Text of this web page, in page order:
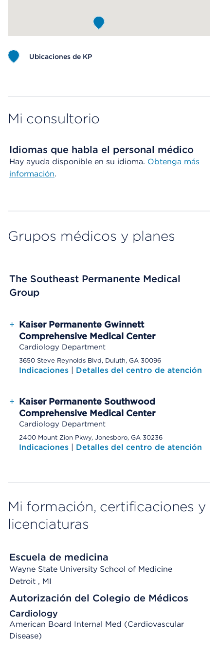
Ubicaciones de KP
Mi consultorio
Idiomas que habla el personal médico
Hay ayuda disponible en su idioma. Obtenga más
información.
Grupos médicos y planes
The Southeast Permanente Medical
Group
+ Kaiser Permanente Gwinnett
Comprehensive Medical Center
Cardiology Department
3650 Steve Reynolds Blvd, Duluth, GA 30096
Indicaciones | Detalles del centro de atención
+ Kaiser Permanente Southwood
Comprehensive Medical Center
Cardiology Department
2400 Mount Zion Pkwy, Jonesboro, GA 30236
Indicaciones | Detalles del centro de atención
Mi formación, certificaciones y
licenciaturas
Escuela de medicina
Wayne State University School of Medicine
Detroit , MI
Autorización del Colegio de Médicos
Cardiology
American Board Internal Med (Cardiovascular
Disease)